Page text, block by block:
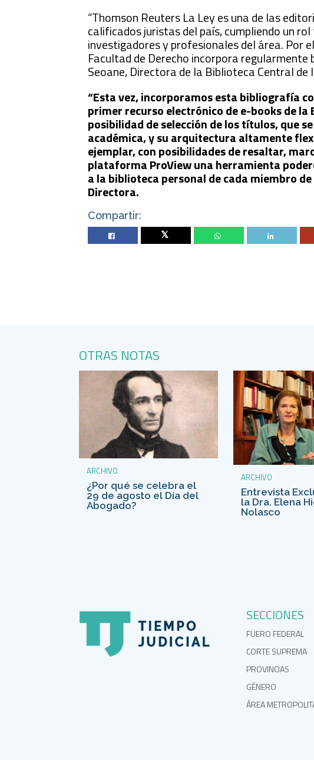
“Thomson Reuters La Ley es una de las
calificados juristas del país, cumpliendo un
investigadores y profesionales del área. Por
Facultad de Derecho incorpora
Seoane, Directora de la Biblioteca Central de
“Esta vez, incorporamos esta bibliografía
primer recurso electrónico de e-books de
posibilidad de selección de los títulos, que
académica, y su arquitectura altamente
ejemplar, con posibilidades de resaltar,
plataforma ProView una herramienta
a la biblioteca personal de cada miembro
Directora.
Compartir:
Twitter
OTRAS NOTAS
ARCHIVO
¿Por qué se celebra el
29 de agosto el Día del
Abogado?
ARCHIVO
Entrevista
la Dra. Elena
Nolasco
SECCIONES
FUERO FEDERAL
CORTE SUPREMA
PROVINCIAS
GÉNERO
ÁREA